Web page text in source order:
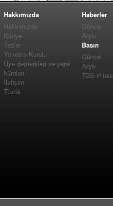
Hakkımızda
Hakkımızda
Künye
Tezler
Yönetim Kurulu
Üye dernerkleri ve yerel
büroları
İletişim
Tüzük
Haberler
Güncel
Arşiv
Basın
Güncel
Arşiv
TGS-H